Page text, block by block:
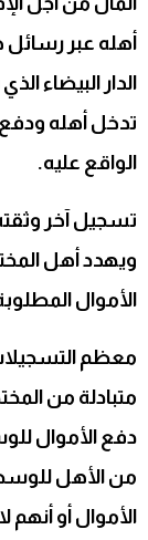
أهله عبر رسائل
الدار البيضاء
تدخل أهله ودفع
الواقع عليه.
تسجيل آخر وثقته
ويهدد أهل
الأموال
معظم
متبادلة من
دفع الأموال
من الأهل
الأموال أو